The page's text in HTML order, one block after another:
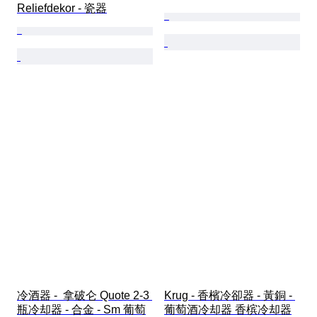
Reliefdekor - 瓷器
冷酒器 -  拿破仑 Quote 2-3
瓶冷却器 - 合金 - Sm 葡萄
Krug - 香檳冷卻器 - 黃銅 -
葡萄酒冷却器 香槟冷却器